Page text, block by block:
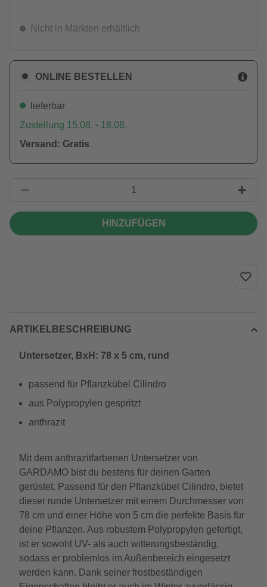
Nicht in Märkten erhältlich
ONLINE BESTELLEN
lieferbar
Zustellung 15.08. - 18.08.
Versand: Gratis
HINZUFÜGEN
ARTIKELBESCHREIBUNG
Untersetzer, BxH: 78 x 5 cm, rund
passend für Pflanzkübel Cilindro
aus Polypropylen gespritzt
anthrazit
Mit dem anthrazitfarbenen Untersetzer von
GARDAMO bist du bestens für deinen Garten
gerüstet. Passend für den Pflanzkübel Cilindro, bietet
dieser runde Untersetzer mit einem Durchmesser von
78 cm und einer Höhe von 5 cm die perfekte Basis für
deine Pflanzen. Aus robustem Polypropylen gefertigt,
ist er sowohl UV- als auch witterungsbeständig,
sodass er problemlos im Außenbereich eingesetzt
werden kann. Dank seiner frostbeständigen